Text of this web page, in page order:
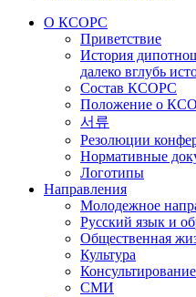
О КСОРС
Приветствие
История
далеко вглубь
Состав КСОРС
Положение о
서류
Резолюции
Нормативные
Логотипы
Направления
Молодежное
Русский язык и
Общественная
Культура
Консультирование
СМИ